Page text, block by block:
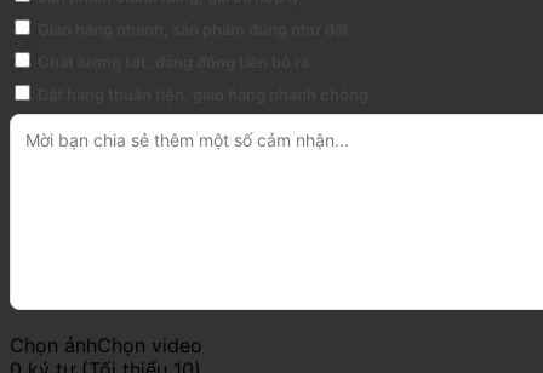
Chọn ảnhChọn video